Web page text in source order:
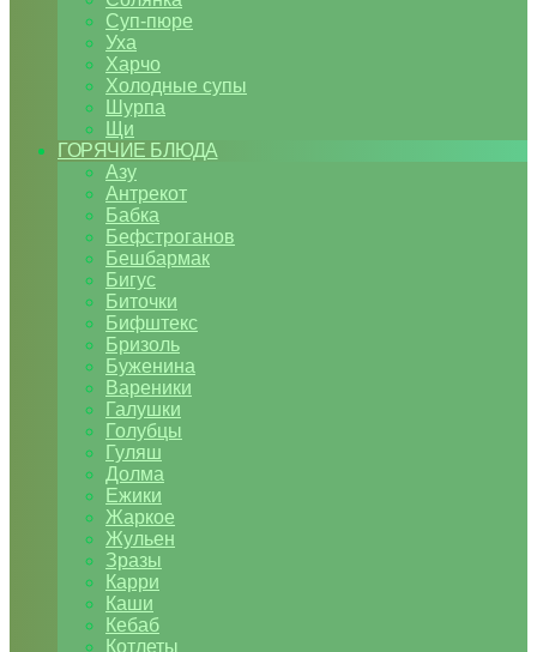
Суп-пюре
Уха
Харчо
Холодные супы
Шурпа
Щи
ГОРЯЧИЕ БЛЮДА
Азу
Антрекот
Бабка
Бефстроганов
Бешбармак
Бигус
Биточки
Бифштекс
Бризоль
Буженина
Вареники
Галушки
Голубцы
Гуляш
Долма
Ежики
Жаркое
Жульен
Зразы
Карри
Каши
Кебаб
Котлеты